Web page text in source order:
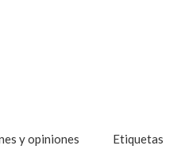
y opiniones Etiquetas